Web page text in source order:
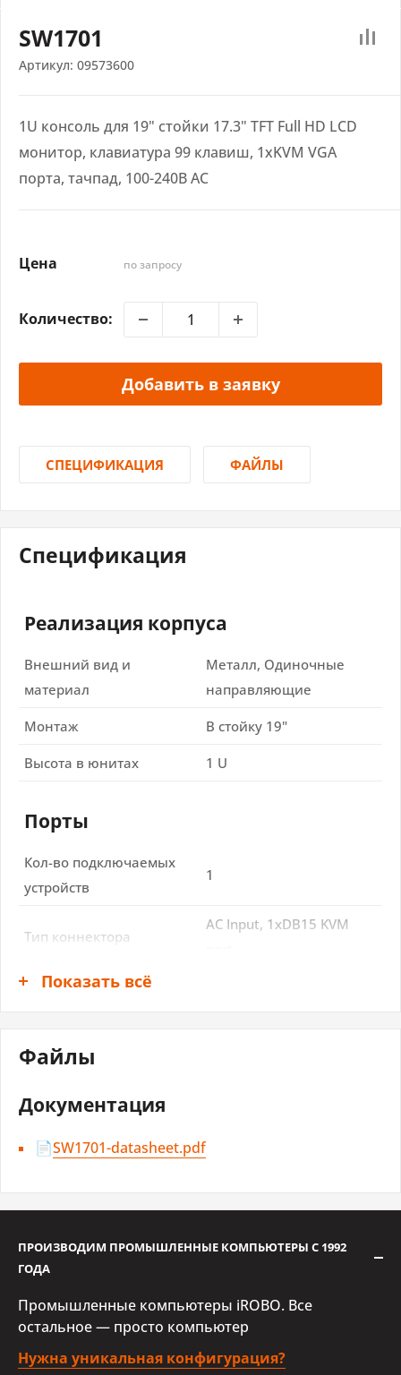
SW1701
Артикул: 09573600
1U консоль для 19" стойки 17.3" TFT Full HD LCD
монитор, клавиатура 99 клавиш, 1xKVM VGA
порта, тачпад, 100-240В AC
Цена по запросу
Количество:
Добавить в заявку
СПЕЦИФИКАЦИЯ ФАЙЛЫ
Спецификация
Реализация корпуса
Внешний вид и
материал
Металл, Одиночные
направляющие
Монтаж В стойку 19"
Высота в юнитах 1 U
Порты
Кол-во подключаемых
устройств
1
Тип коннектора
AC Input, 1xDB15 KVM
Тип экрана
Максимальное
разрешение
Клавиатуры и указывающие
устройства
Тип клавиатуры Промышленная
Показать всё
Файлы
Документация
📄SW1701-datasheet.pdf
ПРОИЗВОДИМ ПРОМЫШЛЕННЫЕ КОМПЬЮТЕРЫ С 1992
ГОДА
Промышленные компьютеры iROBO. Все
остальное — просто компьютер
Нужна уникальная конфигурация?